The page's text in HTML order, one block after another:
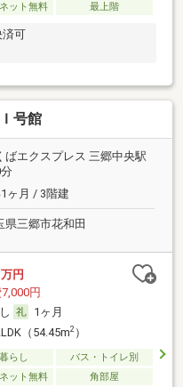
ット無料 最上階
済可
号館
ばエクスプレス 三郷中央駅
ヶ月 / 3階建
県三郷市花和田
万円
円
1ヶ月
（54.45m2）
らし
バス・トイレ別
ット無料 角部屋